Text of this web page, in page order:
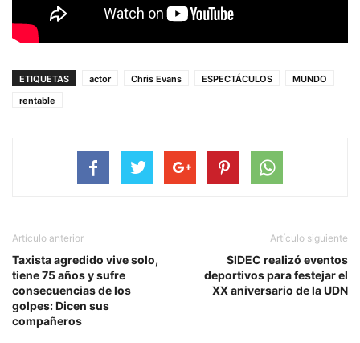
ETIQUETAS actor Chris Evans ESPECTÁCULOS
MUNDO
rentable
Artículo anterior
Taxista agredido vive solo,
tiene 75 años y sufre
consecuencias de los
golpes: Dicen sus
compañeros
Artículo siguiente
SIDEC realizó eventos
deportivos para festejar el
XX aniversario de la UDN